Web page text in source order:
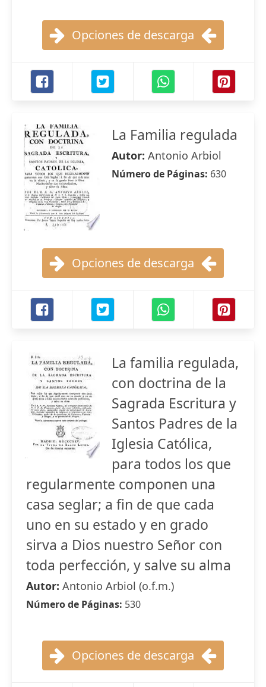
Opciones de descarga
La Familia regulada
Autor: Antonio Arbiol
Número de Páginas: 630
Opciones de descarga
La familia regulada,
con doctrina de la
Sagrada Escritura y
Santos Padres de la
Iglesia Católica,
para todos los que
regularmente componen una
casa seglar; a fin de que cada
uno en su estado y en grado
sirva a Dios nuestro Señor con
toda perfección, y salve su alma
Autor: Antonio Arbiol (o.f.m.)
Número de Páginas: 530
Opciones de descarga